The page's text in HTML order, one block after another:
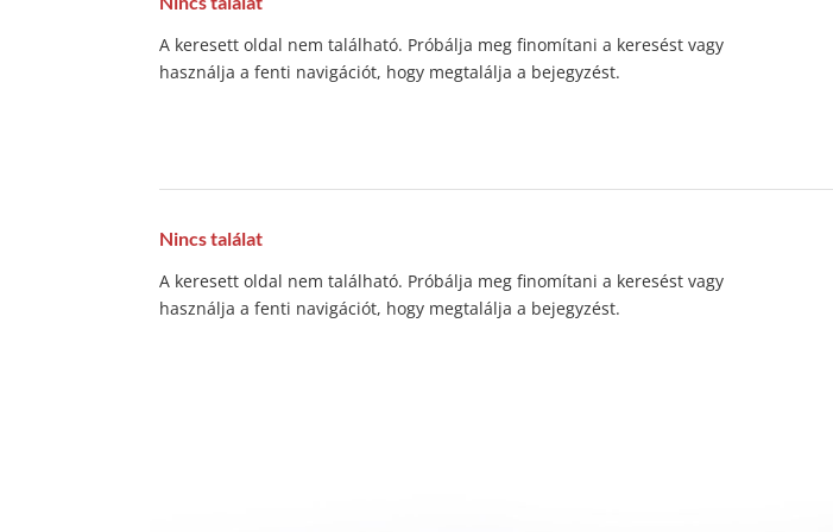
A keresett oldal nem található. Próbálja meg finomítani a keresést vagy
használja a fenti navigációt, hogy megtalálja a bejegyzést.
Nincs találat
A keresett oldal nem található. Próbálja meg finomítani a keresést vagy
használja a fenti navigációt, hogy megtalálja a bejegyzést.